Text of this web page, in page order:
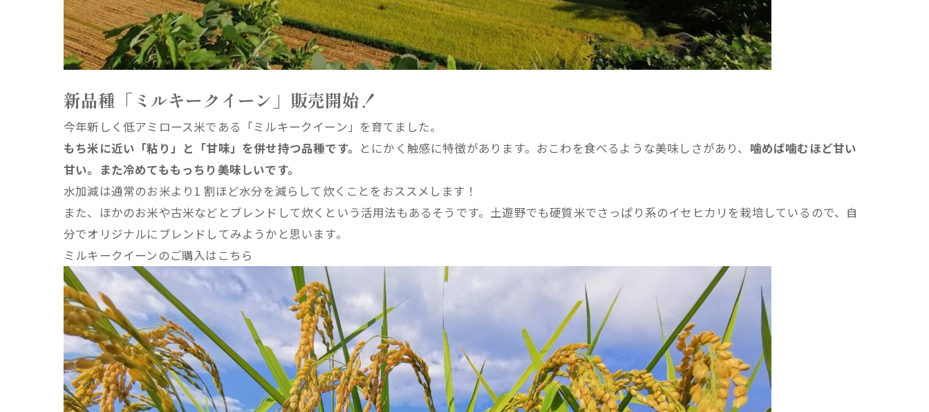
新品種「ミルキークイーン」販売開始！
今年新しく低アミロース米である「ミルキークイーン」を育てました。
もち米に近い「粘り」と「甘味」を併せ持つ品種です。 とにかく触感に特徴があります。おこわを食べるような美味しさがあり、 噛めば噛むほど甘い
甘い。また冷めてももっちり美味しいです。
水加減は通常のお米より1 割ほど水分を減らして炊くことをおススメします！
また、ほかのお米や古米などとブレンドして炊くという活用法もあるそうです。土遊野でも硬質米でさっぱり系のイセヒカリを栽培しているので、自
分でオリジナルにブレンドしてみようかと思います。
ミルキークイーンのご購入はこちら